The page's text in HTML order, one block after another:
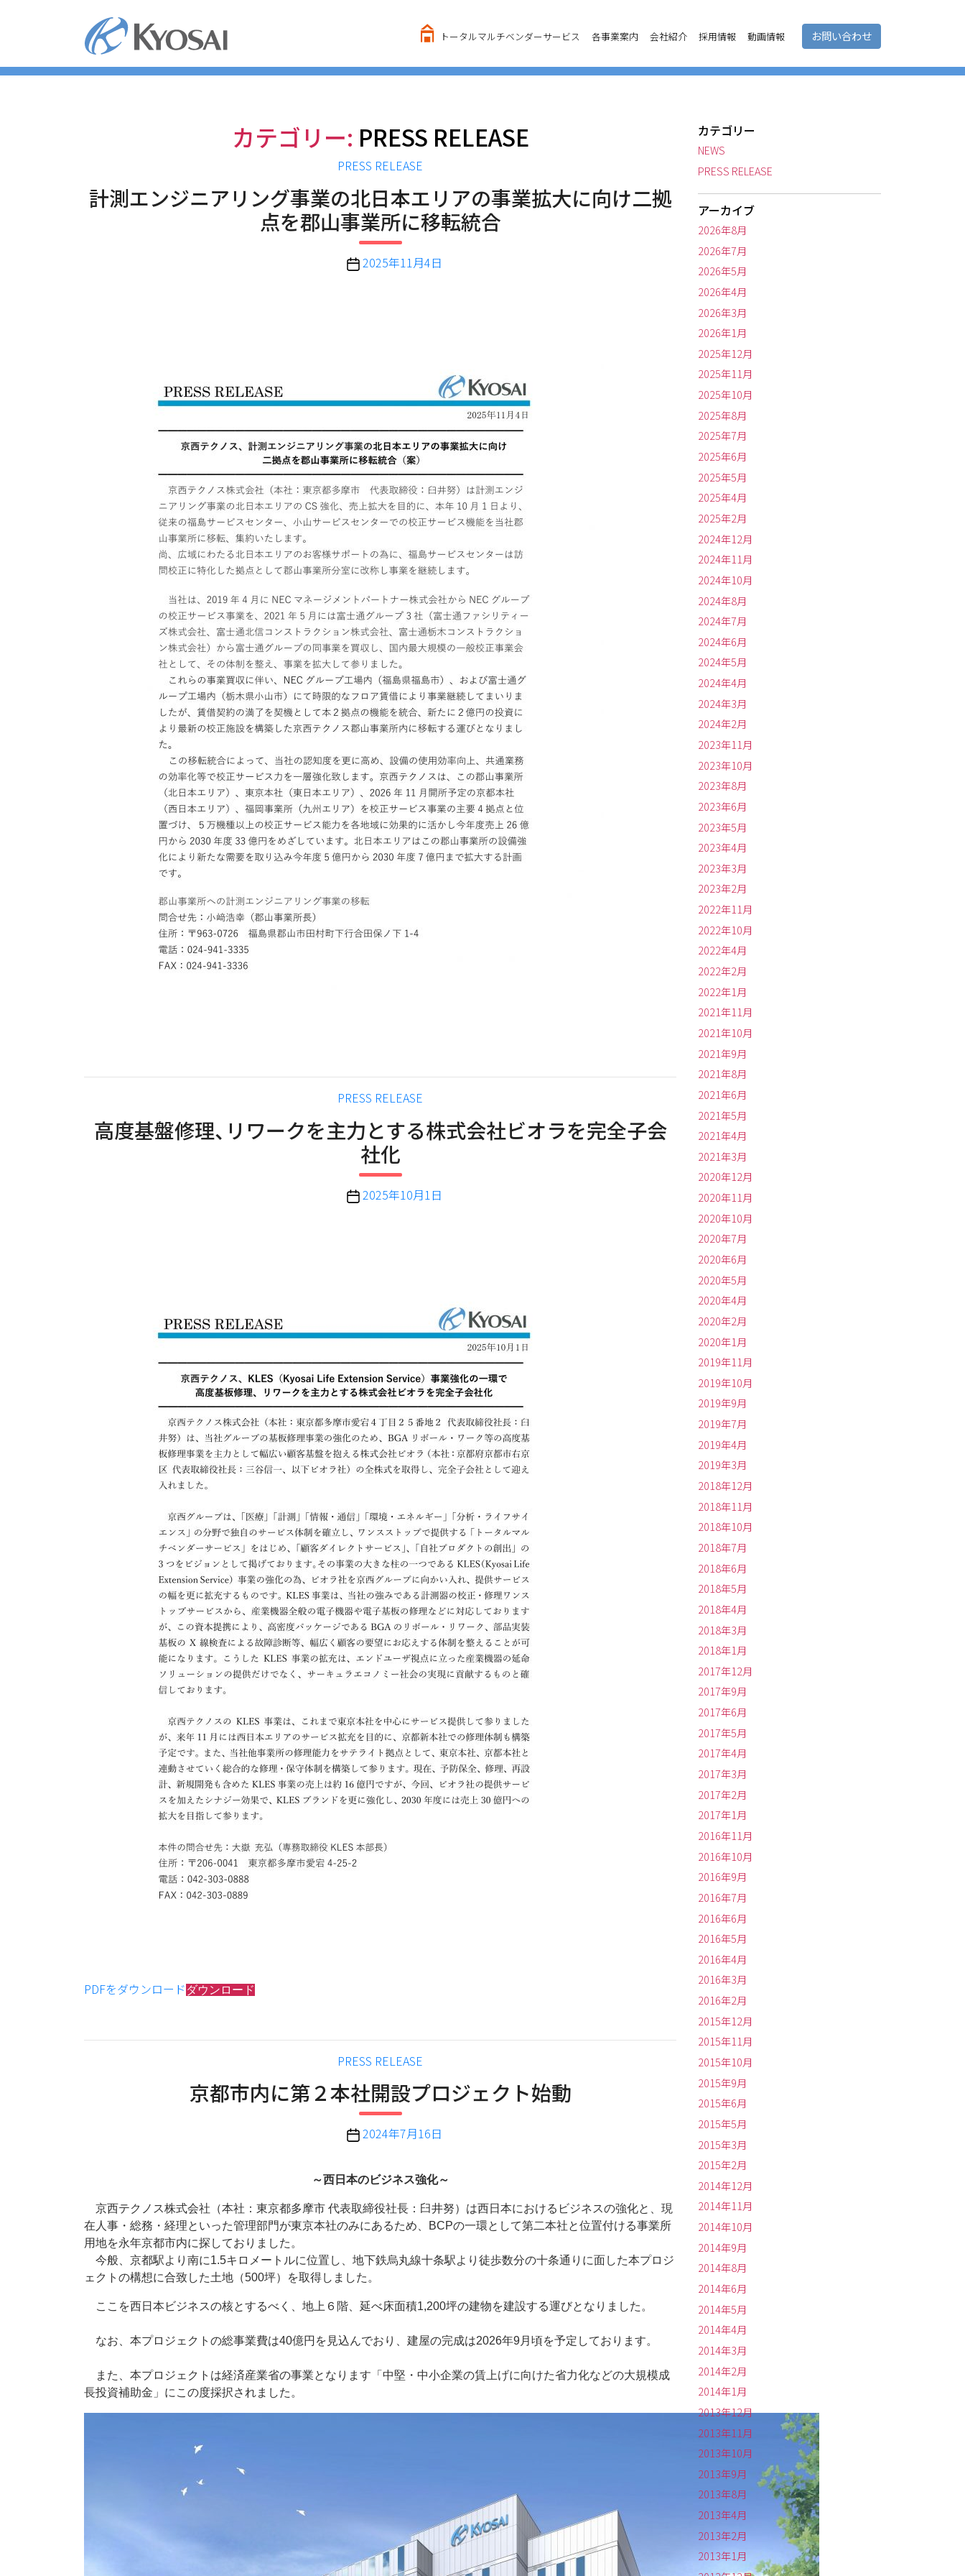
ツ
トータルマルチベンダーサービス 各事業案内 会社紹介 採用情報 動画情報 お問い合わせ
カテゴリー: PRESS RELEASE
カ
ゴ
リ
ー
PRESS RELEASE
計測エンジニアリング事業の北日本エリアの事業拡大に向け二拠
点を郡山事業所に移転統合
投 2025年11月4日
カ
ゴ
PRESS RELEASE
高度基盤修理、リワークを主力とする株式会社ビオラを完全子会
社化
投 2025年10月1日
PDFをダウンロード ダウンロード
カ
ゴ
ー
PRESS RELEASE
京都市内に第２本社開設プロジェクト始動
投 2024年7月16日
～西日本のビジネス強化～
京西テクノス株式会社（本社：東京都多摩市 代表取締役社長：臼井努）は西日本におけるビジネスの強化と、現
在人事・総務・経理といった管理部門が東京本社のみにあるため、BCPの一環として第二本社と位置付ける事業所
用地を永年京都市内に探しておりました。
今般、京都駅より南に1.5キロメートルに位置し、地下鉄烏丸線十条駅より徒歩数分の十条通りに面した本プロジ
ェクトの構想に合致した土地（500坪）を取得しました。
ここを西日本ビジネスの核とするべく、地上６階、延べ床面積1,200坪の建物を建設する運びとなりました。
なお、本プロジェクトの総事業費は40億円を見込んでおり、建屋の完成は2026年9月頃を予定しております。
また、本プロジェクトは経済産業省の事業となります「中堅・中小企業の賃上げに向けた省力化などの大規模成
長投資補助金」にこの度採択されました。
カテゴリー
NEWS
PRESS RELEASE
アーカイブ
2026年8月
2026年7月
2026年5月
2026年4月
2026年3月
2026年1月
2025年12月
2025年11月
2025年10月
2025年8月
2025年7月
2025年6月
2025年5月
2025年4月
2025年2月
2024年12月
2024年11月
2024年10月
2024年8月
2024年7月
2024年6月
2024年5月
2024年4月
2024年3月
2024年2月
2023年11月
2023年10月
2023年8月
2023年6月
2023年5月
2023年4月
2023年3月
2023年2月
2022年11月
2022年10月
2022年4月
2022年2月
2022年1月
2021年11月
2021年10月
2021年9月
2021年8月
2021年6月
2021年5月
2021年4月
2021年3月
2020年12月
2020年11月
2020年10月
2020年7月
2020年6月
2020年5月
2020年4月
2020年2月
2020年1月
2019年11月
2019年10月
2019年9月
2019年7月
2019年4月
2019年3月
2018年12月
2018年11月
2018年10月
2018年7月
2018年6月
2018年5月
2018年4月
2018年3月
2018年1月
2017年12月
2017年9月
2017年6月
2017年5月
2017年4月
2017年3月
2017年2月
2017年1月
2016年11月
2016年10月
2016年9月
2016年7月
2016年6月
2016年5月
2016年4月
2016年3月
2016年2月
2015年12月
2015年11月
2015年10月
2015年9月
2015年6月
2015年5月
2015年3月
2015年2月
2014年12月
2014年11月
2014年10月
2014年9月
2014年8月
2014年6月
2014年5月
2014年4月
2014年3月
2014年2月
2014年1月
2013年12月
2013年11月
2013年10月
2013年9月
2013年8月
2013年4月
2013年2月
2013年1月